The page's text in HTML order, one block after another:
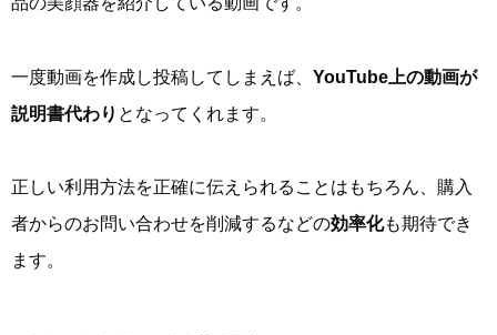
一度動画を作成し投稿してしまえば、 YouTube上の動画が
説明書代わり となってくれます。
正しい利用方法を正確に伝えられることはもちろん、購入
者からのお問い合わせを削減するなどの効率化も期待でき
ます。